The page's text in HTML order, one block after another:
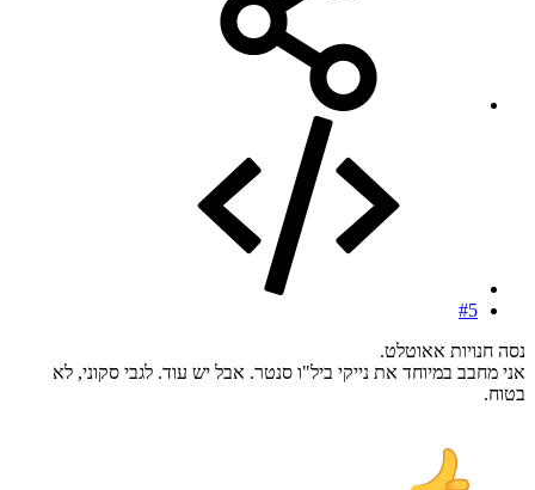
#5
נסה חנויות אאוטלט.
אני מחבב במיוחד את נייקי ביל"ו סנטר. אבל יש עוד. לגבי סקוני, לא
בטוח.